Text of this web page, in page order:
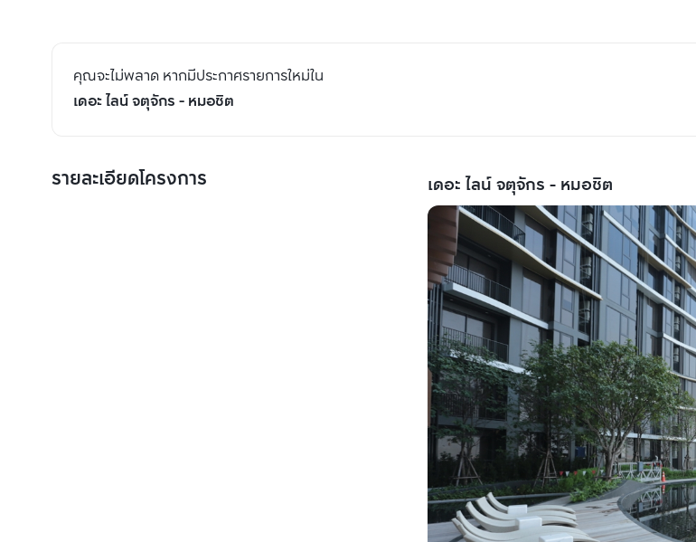
คุณจะไม่พลาด หากมีประกาศรายการใหม่ใน
เดอะ ไลน์ จตุจักร - หมอชิต
รายละเอียดโครงการ เดอะ ไลน์ จตุจักร - หมอชิต